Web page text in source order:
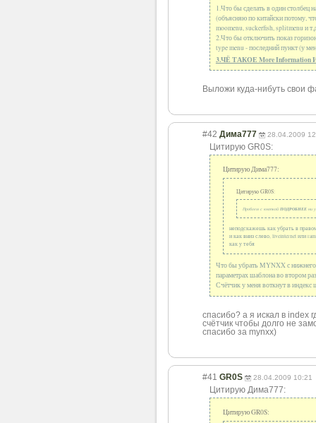
1.Что бы сделать в один столбец
(объясняю по китайски потому,
moomenu, suckerfish, splitmenu и
2.Что бы отключить показ
type menu - последний пункт (у
3.ЧЁ ТАКОЕ More
Выложи куда-нибуть свои
#42 Дима777 28.04.2009
Цитирую GR0S:
Цитирую Дима777:
Цитирую GR0S:
Проблем с кнопкой ПОДРОБНЕЕни у
неподскажешь как убрать в
и как вниз слево, liveinternet или
как у тебя
Что бы убрать MYNXX с нижнего
параметрах шаблона во втором
Счётчик у меня воткнут в индекс
спасибо? а я искал в index
счётчик чтобы долго не
спасибо за mynxx)
#41 GR0S 28.04.2009 10:21
Цитирую Дима777:
Цитирую GR0S: